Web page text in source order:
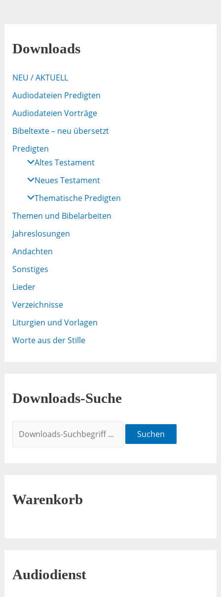
Downloads
NEU / AKTUELL
Audiodateien Predigten
Audiodateien Vorträge
Bibeltexte – neu übersetzt
Predigten
Altes Testament
Neues Testament
Thematische Predigten
Themen und Bibelarbeiten
Jahreslosungen
Andachten
Sonstiges
Lieder
Verzeichnisse
Liturgien und Vorlagen
Worte aus der Stille
Downloads-Suche
Suchen
Warenkorb
Audiodienst